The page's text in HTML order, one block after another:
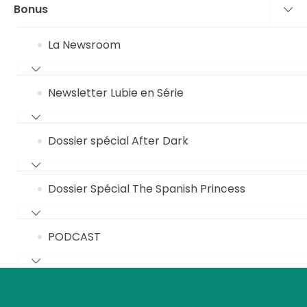
Bonus
La Newsroom
Newsletter Lubie en Série
Dossier spécial After Dark
Dossier Spécial The Spanish Princess
PODCAST